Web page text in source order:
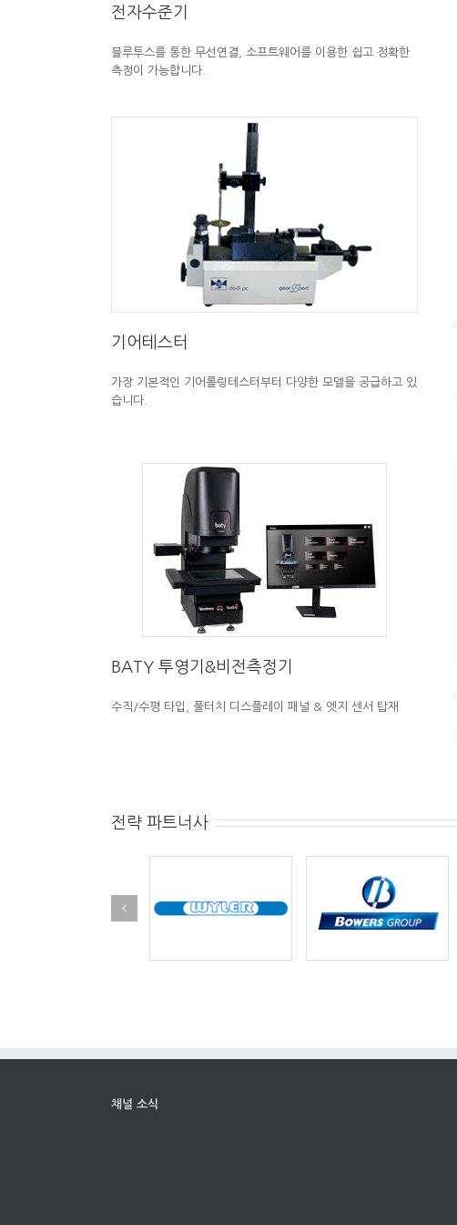
전자수준기
블루투스를 통한 무선연결, 소프트웨어를 이용한 쉽고 정확한
측정이 가능합니다.
기어테스터
가장 기본적인 기어롤링테스터부터 다양한 모델을 공급하고 있
습니다.
BATY 투영기&비전측정기
수직/수평 타입, 풀터치 디스플레이 패널 & 엣지 센서 탑재
전략 파트너사
채널 소식